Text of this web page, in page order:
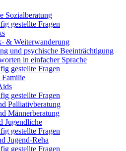
Sozialberatung
gestellte Fragen
& Weiterwanderung
und psychische Beeinträchtigung
in einfacher Sprache
gestellte Fragen
Familie
gestellte Fragen
Palliativberatung
Männerberatung
Jugendliche
gestellte Fragen
Jugend-Reha
gestellte Fragen